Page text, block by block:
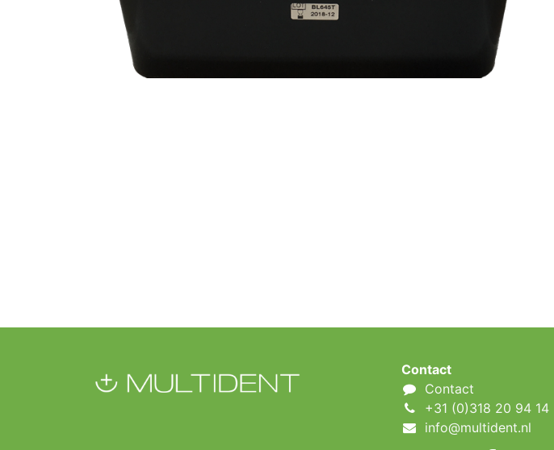
Contact
Contact
+31 (0)318 20 94 14
info@multident.nl